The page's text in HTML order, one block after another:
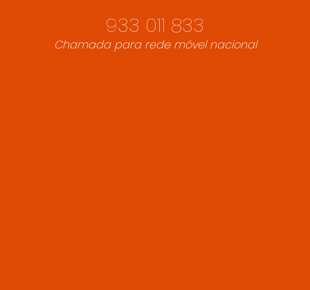
933 011 833
Chamada para rede móvel nacional